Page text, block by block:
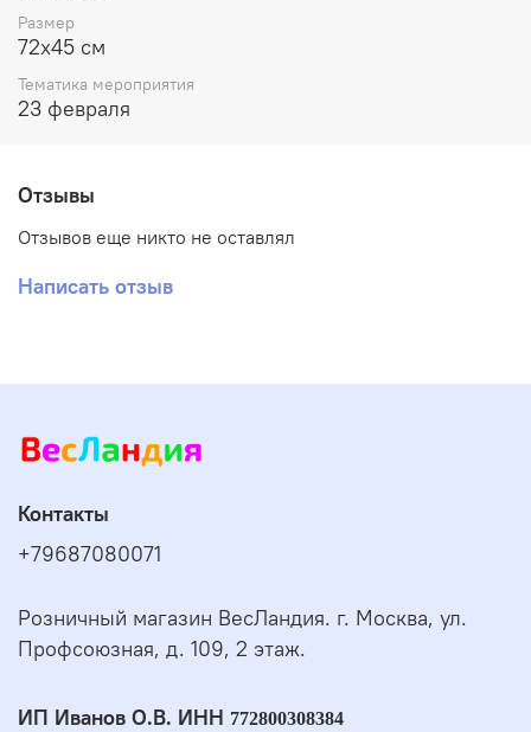
Размер
72х45 см
Тематика мероприятия
23 февраля
Отзывы
Отзывов еще никто не оставлял
Написать отзыв
Контакты
+79687080071
Розничный магазин ВесЛандия. г. Москва, ул.
Профсоюзная, д. 109, 2 этаж.
ИП Иванов О.В. ИНН 772800308384